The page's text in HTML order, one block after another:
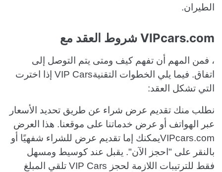
الطيران.
VIPcars.com شروط العقد مع
، فمن المهم أن تفهم كيف ومتى يتم التوصل إلى
اتفاق. فيما يلي الخطوات التقنيةVIP Cars إذا اخترت
التي تشكل العقد:
نطلب منك تقديم عرض شراء عن طريق تحديد الأسعار
عبر الهواتف أو عرض خدماتنا على موقعنا. هذا العرض
VIPcars.comيمكنك إما تقديم عرض للشراء شفهيًا أو
بالنقر على "احجز الآن". يقبل عند كوسيط ومسهل
فقط للترتيبات اللازمة لحجز VIP Cars تلقي المبلغ